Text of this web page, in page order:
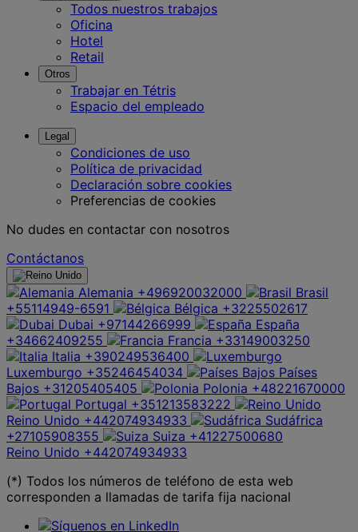
Todos nuestros trabajos
Oficina
Hotel
Retail
Otros
Trabajar en Tétris
Espacio del empleado
Legal
Condiciones de uso
Política de privacidad
Declaración sobre cookies
Preferencias de cookies
No dudes en contactar con nosotros
Contáctanos
Alemania +496920032000
Brasil
+55114949-6591
Bélgica +3225502617
Dubai +97144266999
España
+34662409255
Francia +33149003250
Italia +390249536400
Luxemburgo +35246454034
Países
Bajos +31205405405 Polonia +48221670000
Portugal +351213583222
Reino Unido +442074934933
Sudáfrica
+27105908355
Suiza +41227500680
Reino Unido +442074934933
(*) Todos los números de teléfono de esta web
corresponden a llamadas de tarifa fija nacional